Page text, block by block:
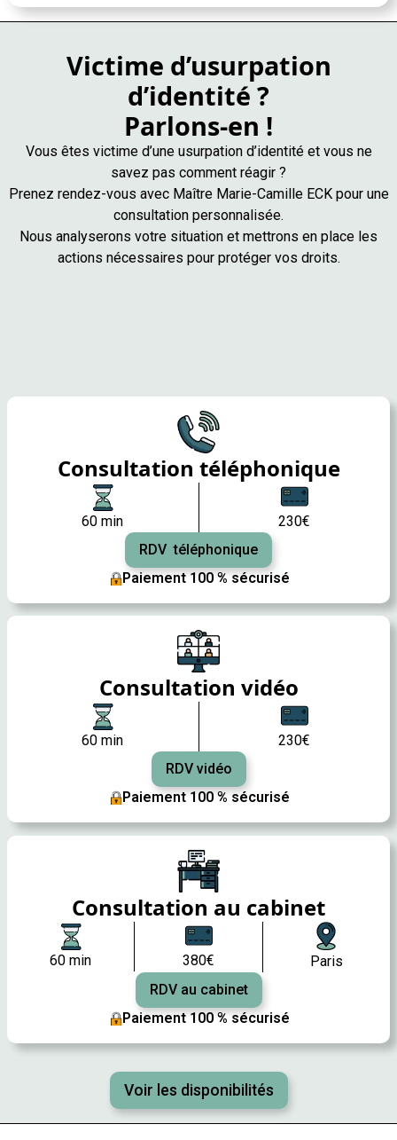
Victime d’usurpation
d’identité ?
Parlons-en !
Vous êtes victime d’une usurpation d’identité et vous ne
savez pas comment réagir ?
Prenez rendez-vous avec Maître Marie-Camille ECK pour une
consultation personnalisée.
Nous analyserons votre situation et mettrons en place les
actions nécessaires pour protéger vos droits.
Consultation téléphonique
60 min
230€
RDV téléphonique
Paiement 100 % sécurisé
Consultation vidéo
60 min
230€
RDV vidéo
Paiement 100 % sécurisé
Consultation au cabinet
60 min 380€
Paris
RDV au cabinet
Paiement 100 % sécurisé
Voir les disponibilités